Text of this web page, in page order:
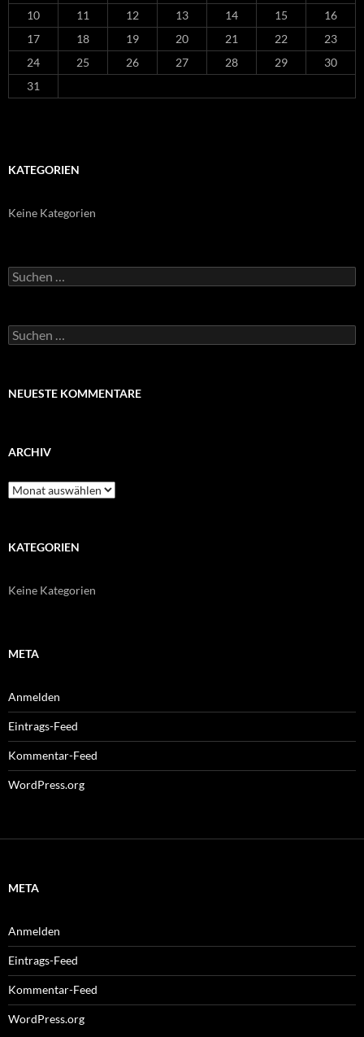
10
11 12 13 14 15
16
17
18 19 20 21 22
23
24
25 26 27 28 29
30
31
KATEGORIEN
Keine Kategorien
Suchen
nach:
Suchen
nach:
NEUESTE KOMMENTARE
ARCHIV
Archiv
KATEGORIEN
Keine Kategorien
META
Anmelden
Eintrags-Feed
Kommentar-Feed
WordPress.org
META
Anmelden
Eintrags-Feed
Kommentar-Feed
WordPress.org